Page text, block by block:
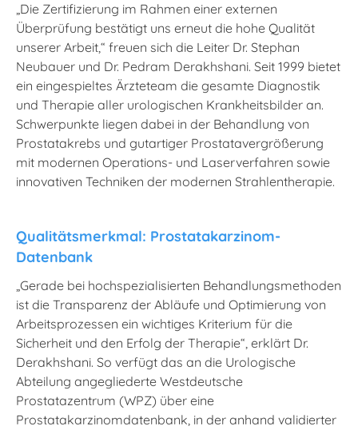
„Die Zertifizierung im Rahmen einer externen
Überprüfung bestätigt uns erneut die hohe Qualität
unserer Arbeit,“ freuen sich die Leiter Dr. Stephan
Neubauer und Dr. Pedram Derakhshani. Seit 1999 bietet
ein eingespieltes Ärzteteam die gesamte Diagnostik
und Therapie aller urologischen Krankheitsbilder an.
Schwerpunkte liegen dabei in der Behandlung von
Prostatakrebs und gutartiger Prostatavergrößerung
mit modernen Operations- und Laserverfahren sowie
innovativen Techniken der modernen Strahlentherapie.
Qualitätsmerkmal: Prostatakarzinom-
Datenbank
„Gerade bei hochspezialisierten Behandlungsmethoden
ist die Transparenz der Abläufe und Optimierung von
Arbeitsprozessen ein wichtiges Kriterium für die
Sicherheit und den Erfolg der Therapie“, erklärt Dr.
Derakhshani. So verfügt das an die Urologische
Abteilung angegliederte Westdeutsche
Prostatazentrum (WPZ) über eine
Prostatakarzinomdatenbank, in der anhand validierter